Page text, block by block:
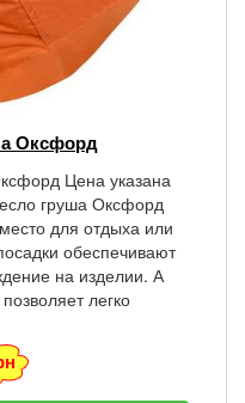
Оксфорд
Цена указана
груша Оксфорд
для отдыха или
обеспечивают
на изделии. А
легко